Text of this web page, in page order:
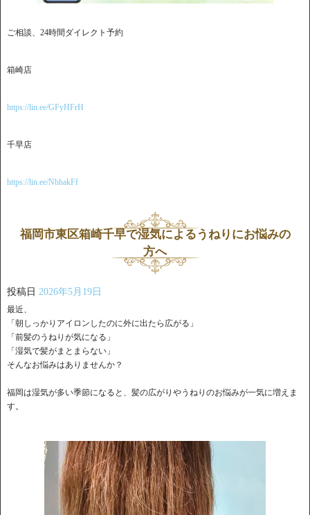
ご相談、24時間ダイレクト予約
箱崎店
https://lin.ee/GFyHFrH
千早店
https://lin.ee/NbhakFf
福岡市東区箱崎千早で湿気によるうねりにお悩みの
方へ
投稿日 2026年5月19日
最近、
「朝しっかりアイロンしたのに外に出たら広がる」
「前髪のうねりが気になる」
「湿気で髪がまとまらない」
そんなお悩みはありませんか？
福岡は湿気が多い季節になると、髪の広がりやうねりのお悩みが一気に増えま
す。